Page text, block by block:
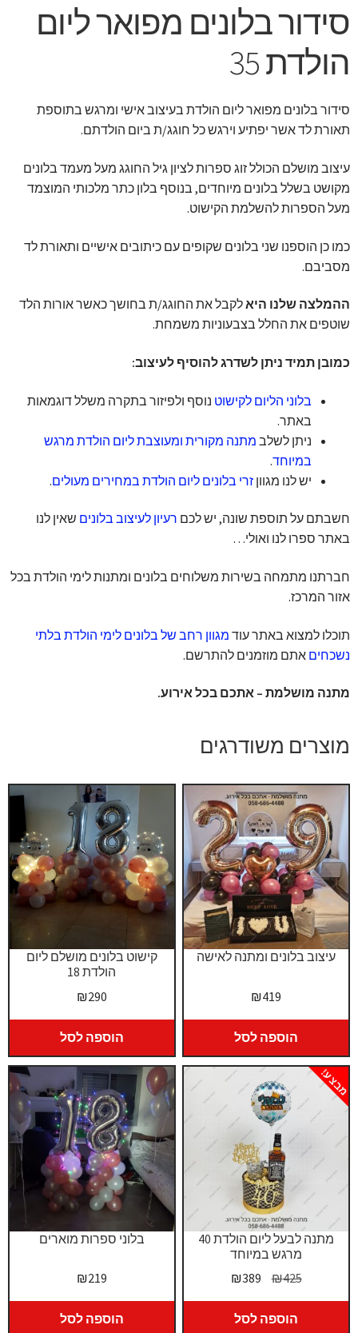
סידור בלונים מפואר ליום
הולדת 35
סידור בלונים מפואר ליום הולדת בעיצוב אישי ומרגש בתוספת
תאורת לד אשר יפתיע וירגש כל חוגג/ת ביום הולדתם.
עיצוב מושלם הכולל זוג ספרות לציון גיל החוגג מעל מעמד בלונים
מקושט בשלל בלונים מיוחדים, בנוסף בלון כתר מלכותי המוצמד
מעל הספרות להשלמת הקישוט.
כמו כן הוספנו שני בלונים שקופים עם כיתובים אישיים ותאורת לד
מסביבם.
ההמלצה שלנו היאלקבל את החוגג/ת בחושך כאשר אורות הלד
שוטפים את החלל בצבעוניות משמחת.
כמובן תמיד ניתן לשדרג להוסיף לעיצוב:
בלוני הליום לקישוט נוסף ולפיזור בתקרה משלל דוגמאות
באתר.
ניתן לשלב מתנה מקורית ומעוצבת ליום הולדת מרגש
במיוחד.
יש לנו מגוון זרי בלונים ליום הולדת במחירים מעולים.
חשבתם על תוספת שונה, יש לכם רעיון לעיצוב בלונים שאין לנו
באתר ספרו לנו ואולי…
חברתנו מתמחה בשירות משלוחים בלונים ומתנות לימי הולדת בכל
אזור המרכז.
תוכלו למצוא באתר עוד מגוון רחב של בלונים לימי הולדת בלתי
נשכחים אתם מוזמנים להתרשם.
מתנה מושלמת – אתכם בכל אירוע.
מוצרים משודרגים
קישוט בלונים מושלם ליום
הולדת 18
₪290
הוספה לסל
עיצוב בלונים ומתנה לאישה
₪419
הוספה לסל
בלוני ספרות מוארים
₪219
הוספה לסל
מתנה לבעל ליום הולדת 40
מרגש במיוחד
מבצע!
₪425
המחיר
המקורי
היה:
₪389
הנוכחי
הוספה לסל